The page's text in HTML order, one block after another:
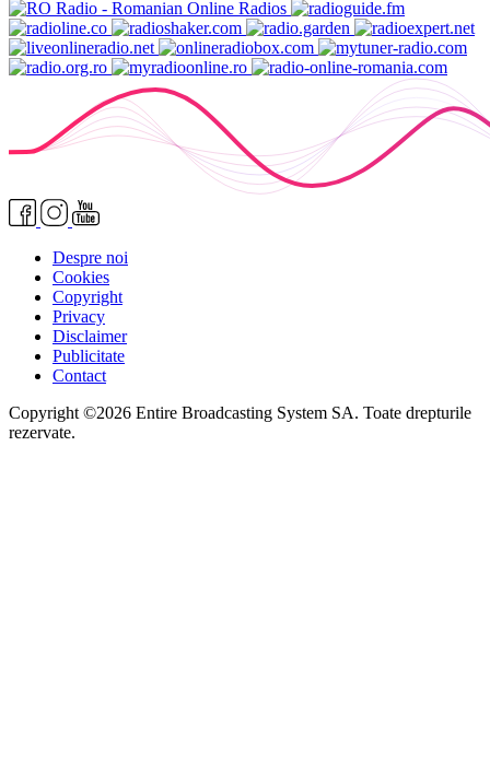
Despre noi
Cookies
Copyright
Privacy
Disclaimer
Publicitate
Contact
Copyright ©2026 Entire Broadcasting System SA. Toate drepturile
rezervate.